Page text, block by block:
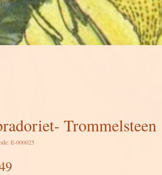
Trommelsteen
E-000025